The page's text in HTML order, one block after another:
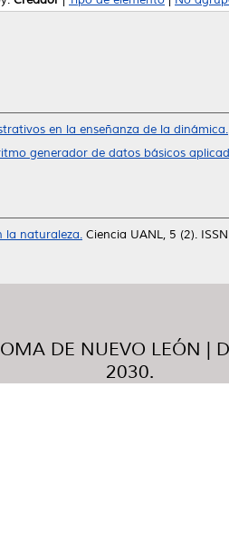
en la enseñanza de la dinámica.
generador de datos básicos
la naturaleza. Ciencia UANL, 5 (2).
DE NUEVO LEÓN |
2030.